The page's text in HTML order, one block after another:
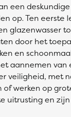
een
op. Ten eerste
glazenwasser
door het
en
aannemen van
veiligheid, met
of werken op
uitrusting en